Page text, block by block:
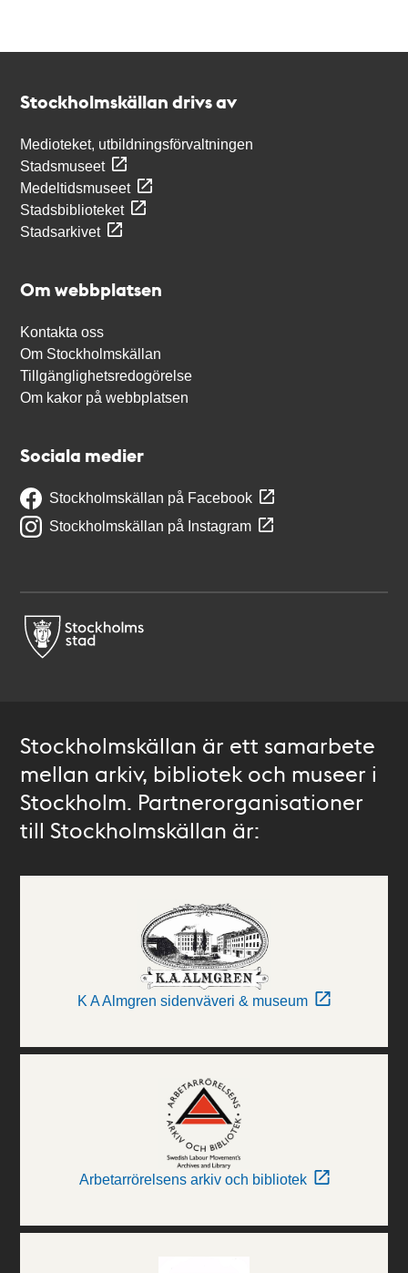
Stockholmskällan drivs av
Medioteket, utbildningsförvaltningen
Stadsmuseet
Medeltidsmuseet
Stadsbiblioteket
Stadsarkivet
Om webbplatsen
Kontakta oss
Om Stockholmskällan
Tillgänglighetsredogörelse
Om kakor på webbplatsen
Sociala medier
Stockholmskällan på Facebook
Stockholmskällan på Instagram
Stockholmskällan är ett samarbete
mellan arkiv, bibliotek och museer i
Stockholm. Partnerorganisationer
till Stockholmskällan är:
K A Almgren sidenväveri & museum
Arbetarrörelsens arkiv och bibliotek